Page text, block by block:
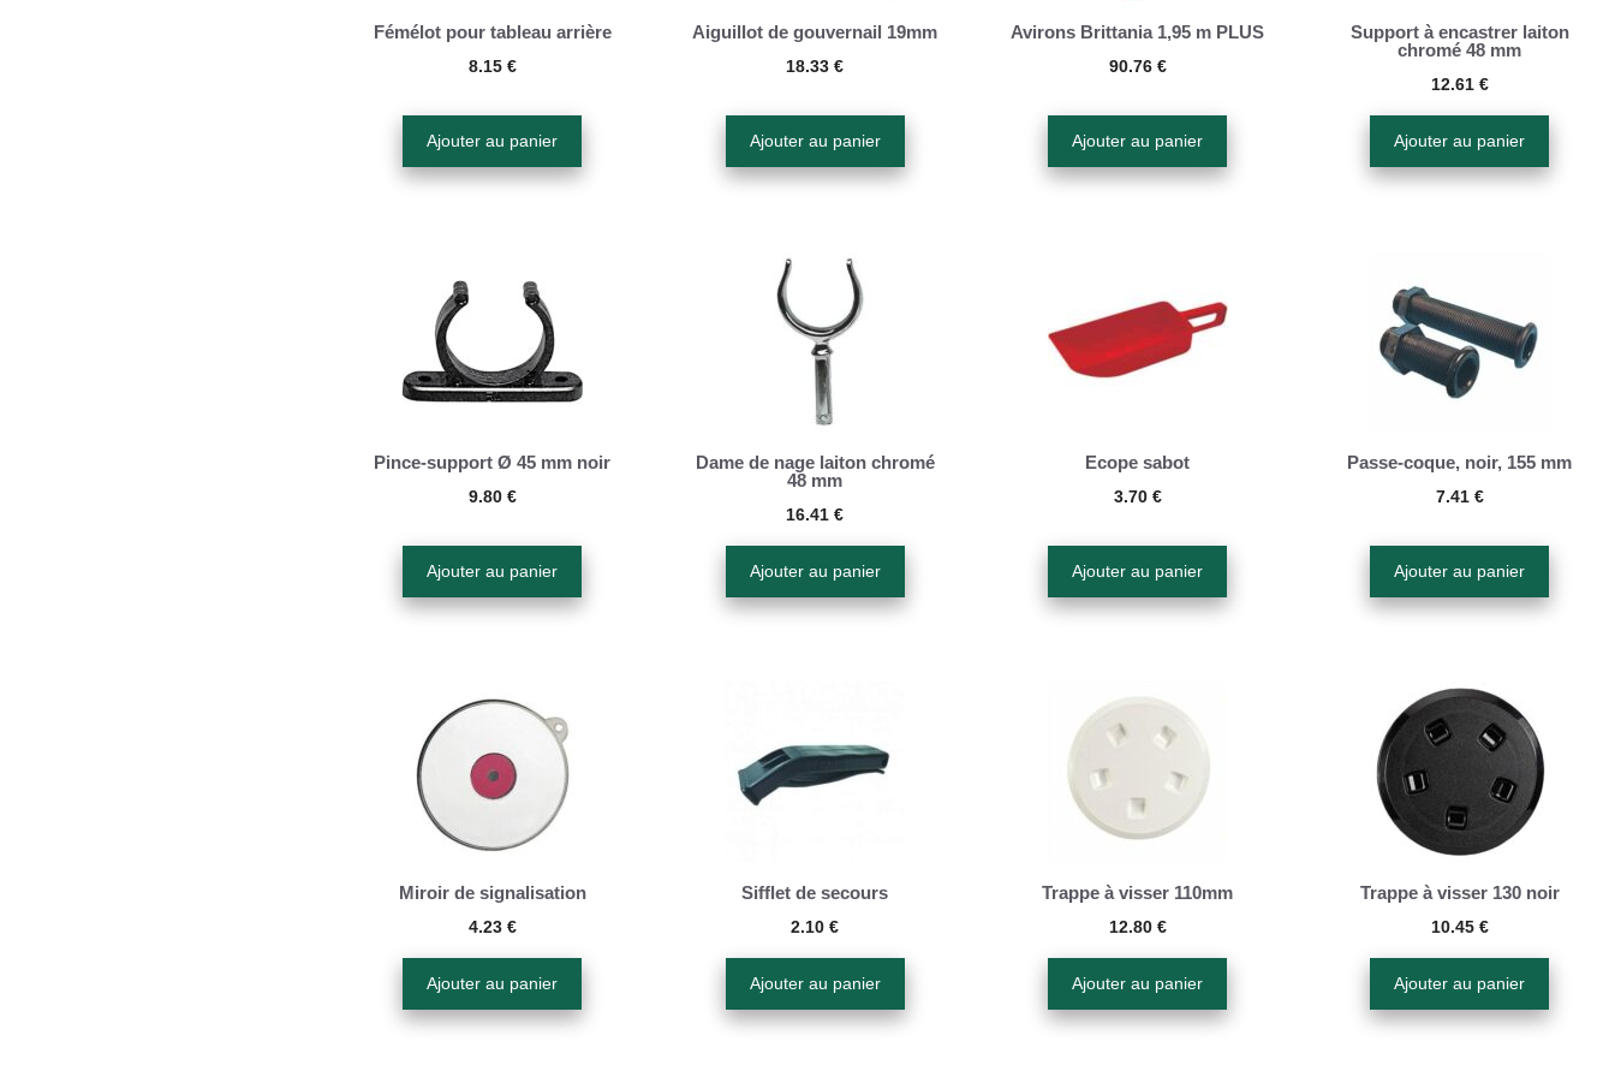
Fémélot pour tableau arrière
8.15 €
Ajouter au panier
Aiguillot de gouvernail 19mm
18.33€
Ajouter au panier
Avirons Brittania 1,95 m PLUS
90.76 €
Ajouter au panier
Support à encastrer laiton
chromé 48 mm
12.61 €
Ajouter au panier
Pince-support Ø 45 mm noir
9.80 €
Ajouter au panier
Dame de nage laiton chromé
48 mm
16.41€
Ajouter au panier
Ecope sabot
3.70 €
Ajouter au panier
Passe-coque, noir, 155 mm
7.41 €
Ajouter au panier
Miroir de signalisation
4.23 €
Ajouter au panier
Sifflet de secours
2.10€
Ajouter au panier
Trappe à visser 110mm
12.80 €
Ajouter au panier
Trappe à visser 130 noir
10.45 €
Ajouter au panier